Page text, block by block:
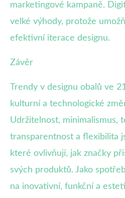
marketingové kampaně.
velké výhody, protože
efektivní iterace designu.
Závěr
Trendy v designu obalů ve
kulturní a technologické
Udržitelnost, minimalismus,
transparentnost a flexibilita
které ovlivňují, jak značky
svých produktů. Jako
na inovativní, funkční a